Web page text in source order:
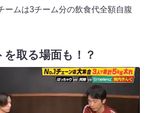
ームは3チーム分の飲食代全額自腹
取る場面も！？